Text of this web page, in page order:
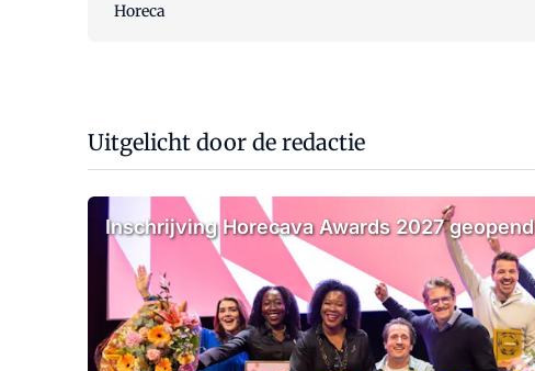
Horeca
Uitgelicht door de redactie
Inschrijving Horecava Awards 2027 geopend